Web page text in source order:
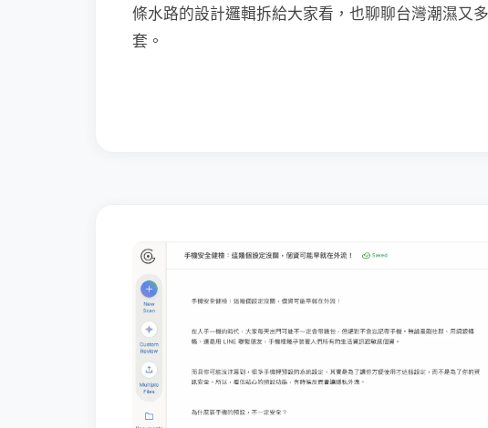
條水路的設計邏輯拆給大家看，也聊聊台灣潮濕又
套。